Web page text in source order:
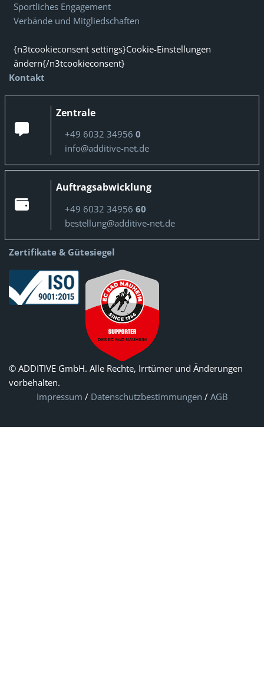
Sportliches Engagement
Verbände und Mitgliedschaften
{n3tcookieconsent settings}Cookie-Einstellungen
ändern{/n3tcookieconsent}
Kontakt
Zentrale
+49 6032 34956 0
info@additive-net.de
Auftragsabwicklung
+49 6032 34956 60
bestellung@additive-net.de
Zertifikate & Gütesiegel
© ADDITIVE GmbH. Alle Rechte, Irrtümer und Änderungen
vorbehalten.
Impressum / Datenschutzbestimmungen / AGB